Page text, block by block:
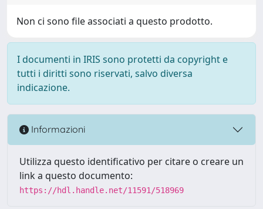
Non ci sono file associati a questo prodotto.
I documenti in IRIS sono protetti da copyright e
tutti i diritti sono riservati, salvo diversa
indicazione.
Informazioni
Utilizza questo identificativo per citare o creare un
link a questo documento:
https://hdl.handle.net/11591/518969